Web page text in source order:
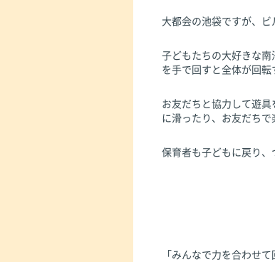
大都会の池袋ですが、
子どもたちの大好きな
を手で回すと全体が回
お友だちと協力して遊
に滑ったり、お友だちで
保育者も子どもに戻り、
「みんなで力を合わせて